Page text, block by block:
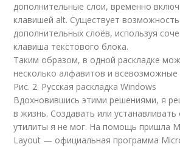
дополнительные слои, временно
клавишей alt. Существует
дополнительных слоёв, используя
клавиша текстового блока.
Таким образом, в одной раскладке
несколько алфавитов и всевозможные
Рис. 2. Русская раскладка Windows
Вдохновившись этими решениями, я
в жизнь. Создавать или устанавливать
утилиты я не мог. На помощь пришла
Layout — официальная программа